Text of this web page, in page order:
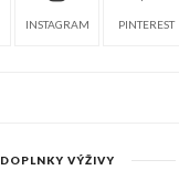
INSTAGRAM PINTEREST
DOPLNKY VÝŽIVY